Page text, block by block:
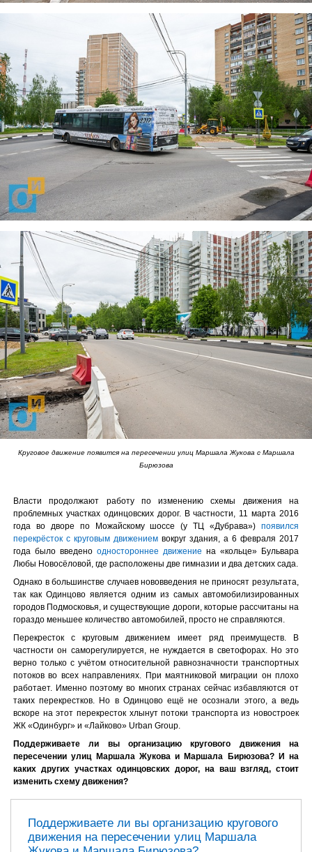
Круговое движение появится на пересечении улиц Маршала Жукова с Маршала
Бирюзова
Власти продолжают работу по изменению схемы движения на
проблемных участках одинцовских дорог. В частности, 11 марта 2016
года во дворе по Можайскому шоссе (у ТЦ «Дубрава») появился
перекрёсток с круговым движением вокруг здания, а 6 февраля 2017
года было введено одностороннее движение на «кольце» Бульвара
Любы Новосёловой, где расположены две гимназии и два детских сада.
Однако в большинстве случаев нововведения не приносят результата,
так как Одинцово является одним из самых автомобилизированных
городов Подмосковья, и существующие дороги, которые рассчитаны на
гораздо меньшее количество автомобилей, просто не справляются.
Перекресток с круговым движением имеет ряд преимуществ. В
частности он саморегулируется, не нуждается в светофорах. Но это
верно только с учётом относительной равнозначности транспортных
потоков во всех направлениях. При маятниковой миграции он плохо
работает. Именно поэтому во многих странах сейчас избавляются от
таких перекрестков. Но в Одинцово ещё не осознали этого, а ведь
вскоре на этот перекресток хлынут потоки транспорта из новостроек
ЖК «Одинбург» и «Лайково» Urban Group.
Поддерживаете ли вы организацию кругового движения на
пересечении улиц Маршала Жукова и Маршала Бирюзова? И на
каких других участках одинцовских дорог, на ваш взгляд, стоит
изменить схему движения?
Поддерживаете ли вы организацию кругового
движения на пересечении улиц Маршала